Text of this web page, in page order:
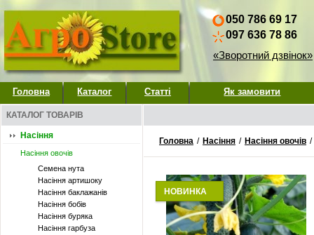
050 786 69 17
097 636 78 86
«Зворотний дзвінок»
Головна Каталог Статті Як замовити
КАТАЛОГ ТОВАРІВ
Насіння
Насіння овочів
Семена нута
Насіння артишоку
Насіння баклажанів
Насіння бобів
Насіння буряка
Насіння гарбуза
Головна / Насіння / Насіння овочів /
НОВИНКА